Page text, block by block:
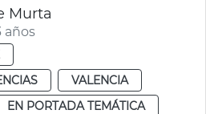
Murta
años
VALENCIA
EN PORTADA TEMÁTICA